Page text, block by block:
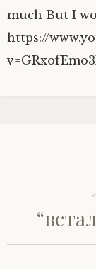
much But I
https://